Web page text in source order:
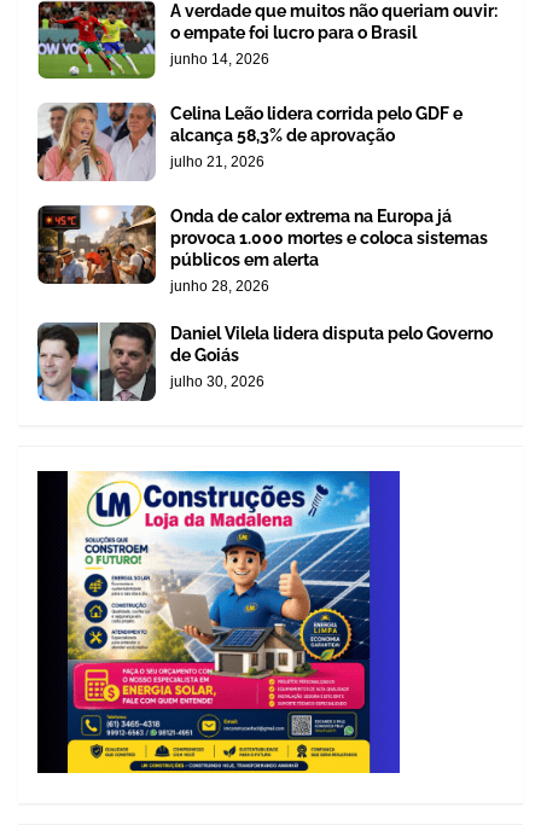
A verdade que muitos não queriam ouvir:
o empate foi lucro para o Brasil
junho 14, 2026
Celina Leão lidera corrida pelo GDF e
alcança 58,3% de aprovação
julho 21, 2026
Onda de calor extrema na Europa já
provoca 1.000 mortes e coloca sistemas
públicos em alerta
junho 28, 2026
Daniel Vilela lidera disputa pelo Governo
de Goiás
julho 30, 2026